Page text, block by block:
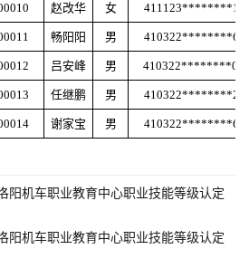
赵改华 女
畅阳阳 男
吕安峰 男
任继鹏 男
谢家宝 男
阳机车职业教育中心职业技能等级认定
阳机车职业教育中心职业技能等级认定